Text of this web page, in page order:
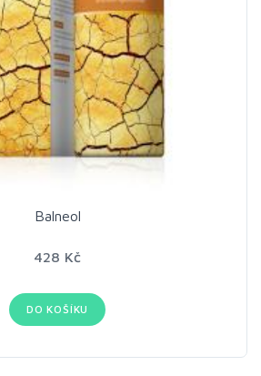
Balneol
428 Kč
DO KOŠÍKU